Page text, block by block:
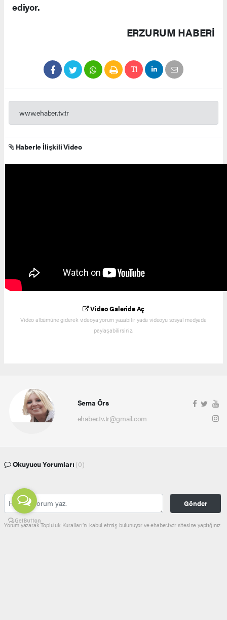
ediyor.
ERZURUM HABERİ
www.ehaber.tv.tr
Haberle İlişkili Video
Video Galeride Aç
Video albümüne giderek videoya yorum yazabilir yada videoyu sosyal medyada
paylaşabilirsiniz.
Sema Örs
ehaber.tv.tr@gmail.com
Okuyucu Yorumları (0)
Gönder
Yorum yazarak Topluluk Kuralları’nı kabul etmiş bulunuyor ve ehaber.tv.tr sitesine yaptığınız